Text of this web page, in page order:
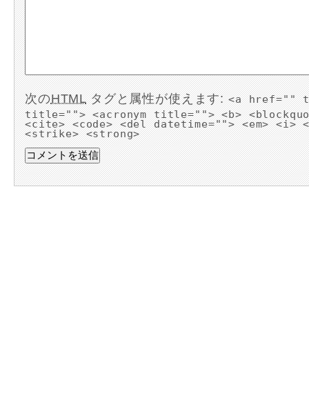
次のHTMLタグと属性が使えます:<a href=""
title=""> <acronym title=""> <b>
<cite> <code> <del datetime=""> <em> <i>
<strike> <strong>